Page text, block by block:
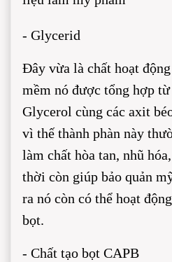
- Glycerid
Đây vừa là chất hoạt
mềm nó được tổng hợp
Glycerol cùng các axit
vì thế thành phàn này
làm chất hòa tan, nhũ
thời còn giúp bảo quản
ra nó còn có thể hoạt
bọt.
- Chất tạo bọt CAPB